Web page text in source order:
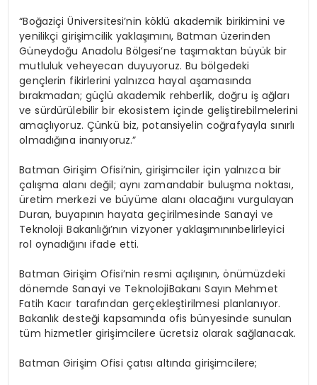
“Boğaziçi Üniversitesi’nin köklü akademik birikimini ve
yenilikçi girişimcilik yaklaşımını, Batman üzerinden
Güneydoğu Anadolu Bölgesi’ne taşımaktan büyük bir
mutluluk veheyecan duyuyoruz. Bu bölgedeki
gençlerin fikirlerini yalnızca hayal aşamasında
bırakmadan; güçlü akademik rehberlik, doğru iş ağları
ve sürdürülebilir bir ekosistem içinde geliştirebilmelerini
amaçlıyoruz. Çünkü biz, potansiyelin coğrafyayla sınırlı
olmadığına inanıyoruz.”
Batman Girişim Ofisi’nin, girişimciler için yalnızca bir
çalışma alanı değil; aynı zamandabir buluşma noktası,
üretim merkezi ve büyüme alanı olacağını vurgulayan
Duran, buyapının hayata geçirilmesinde Sanayi ve
Teknoloji Bakanlığı’nın vizyoner yaklaşımınınbelirleyici
rol oynadığını ifade etti.
Batman Girişim Ofisi’nin resmi açılışının, önümüzdeki
dönemde Sanayi ve TeknolojiBakanı Sayın Mehmet
Fatih Kacır tarafından gerçekleştirilmesi planlanıyor.
Bakanlık desteği kapsamında ofis bünyesinde sunulan
tüm hizmetler girişimcilere ücretsiz olarak sağlanacak.
Batman Girişim Ofisi çatısı altında girişimcilere;